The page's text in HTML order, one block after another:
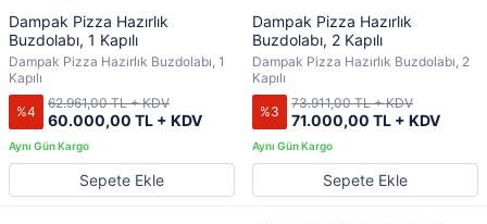
Dampak Pizza Hazırlık
Buzdolabı, 1 Kapılı
Dampak Pizza Hazırlık Buzdolabı, 1
Kapılı
%4 60.000,00 TL + KDV
62.961,00 TL + KDV
Sepete Ekle
Dampak Pizza Hazırlık
Buzdolabı, 2 Kapılı
Dampak Pizza Hazırlık Buzdolabı, 2
Kapılı
%3 71.000,00 TL + KDV
73.911,00 TL + KDV
Sepete Ekle